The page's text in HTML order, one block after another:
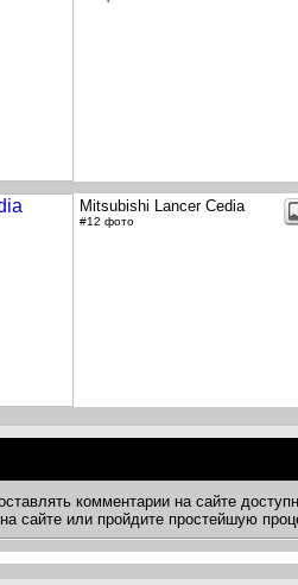
Mitsubishi Lancer Cedia
#12 фото
комментарии на сайте
сайте или пройдите простейшую